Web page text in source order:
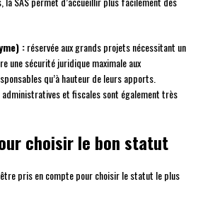
:réservée aux grands projets nécessitant un
une sécurité juridique maximale aux
qu’à hauteur de leurs apports.
et fiscales sont également très
choisir le bon statut
pris en compte pour choisir le statut le plus